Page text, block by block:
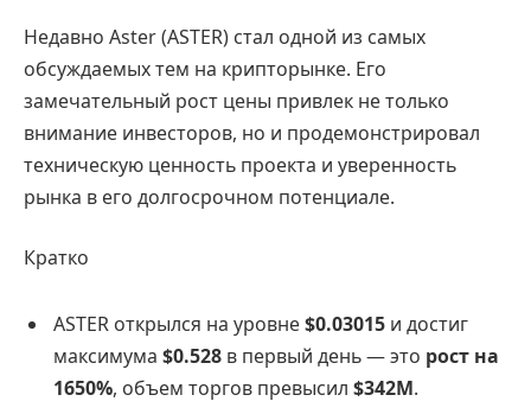
Недавно Aster (ASTER) стал одной из самых
обсуждаемых тем на крипторынке. Его
замечательный рост цены привлек не только
внимание инвесторов, но и продемонстрировал
техническую ценность проекта и уверенность
рынка в его долгосрочном потенциале.
Кратко
ASTER открылся на уровне$0.03015 и достиг
максимума $0.528 в первый день — это рост на
1650%, объем торгов превысил $342M.